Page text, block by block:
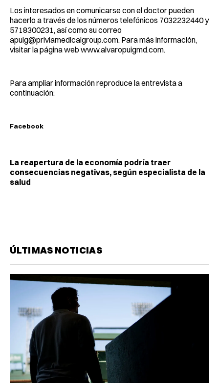
Los interesados en comunicarse con el doctor pueden
hacerlo a través de los números telefónicos 7032232440 y
5718300231, así como su correo
apuig@priviamedicalgroup.com. Para más información,
visitar la página web www.alvaropuigmd.com.
Para ampliar información reproduce la entrevista a
continuación:
Facebook
La reapertura de la economía podría traer
consecuencias negativas, según especialista de la
salud
ÚLTIMAS NOTICIAS